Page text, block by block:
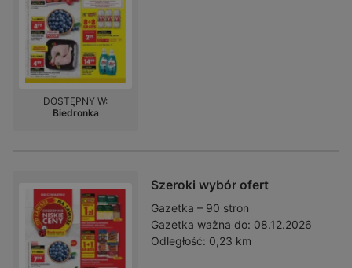
DOSTĘPNY W:
Biedronka
Szeroki wybór ofert
Gazetka – 90 stron
Gazetka ważna do: 08.12.2026
Odległość: 0,23 km